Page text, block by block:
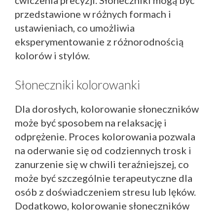
przedstawione w różnych formach i
ustawieniach, co umożliwia
eksperymentowanie z różnorodnością
kolorów i stylów.
Słoneczniki kolorowanki
Dla dorosłych, kolorowanie słoneczników
może być sposobem na relaksację i
odprężenie. Proces kolorowania pozwala
na oderwanie się od codziennych trosk i
zanurzenie się w chwili teraźniejszej, co
może być szczególnie terapeutyczne dla
osób z doświadczeniem stresu lub lęków.
Dodatkowo, kolorowanie słoneczników